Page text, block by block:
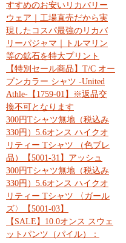
すすめのお安いリカバリー
ウェア｜工場直売だから実
現したコスパ最強のリカバ
リーパジャマ｜トルマリン
等の鉱石を特大プリント
【特別セール商品】T/C オー
プンカラー シャツ -United
Athle-【1759-01】※返品交
換不可となります
300円Tシャツ無地（税込み
330円）5.6オンス ハイクオ
リティー Tシャツ （色ブレ
品）【5001-31】アッシュ
300円Tシャツ無地（税込み
330円）5.6オンス ハイクオ
リティー Tシャツ 〈ガール
ズ〉【5001-03】
【SALE】10.0オンス スウェ
ットパンツ（パイル）：